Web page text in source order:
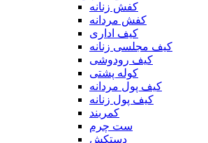
کفش زنانه
کفش مردانه
کیف اداری
کیف مجلسی زنانه
کیف رودوشی
کوله پشتی
کیف پول مردانه
کیف پول زنانه
کمربند
ست چرم
دستکش